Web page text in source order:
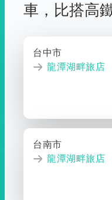
車， 比搭高
台中市
龍潭湖畔旅店
台南市
龍潭湖畔旅店